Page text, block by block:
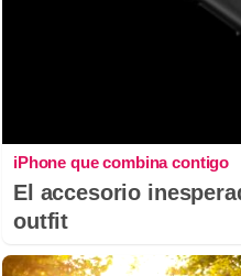
iPhone que combina contigo
El accesorio
outfit